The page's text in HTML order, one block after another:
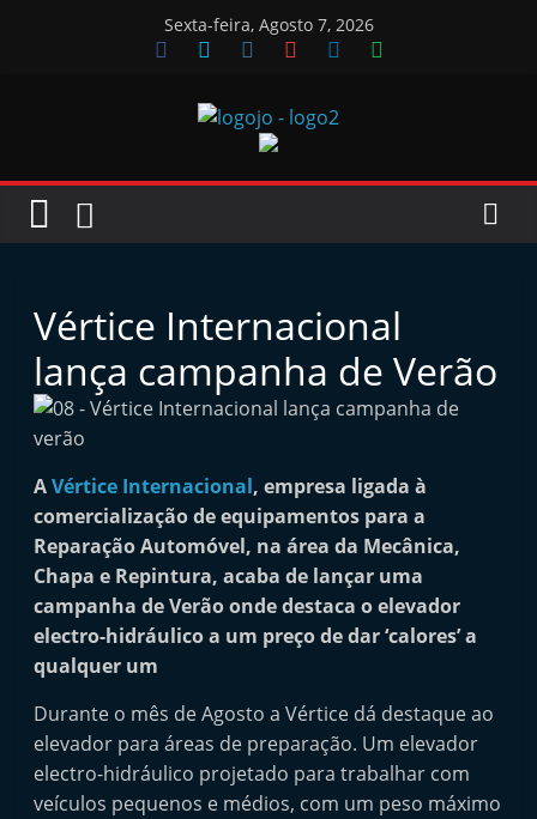
Sexta-feira, Agosto 7, 2026
Jornal
Oficinas
o
r
a
l
i
n
d
e
n
d
Vértice Internacional
lança campanha de Verão
AVértice Internacional, empresa ligada à
comercialização de equipamentos para a
Reparação Automóvel, na área da Mecânica,
Chapa e Repintura, acaba de lançar uma
campanha de Verão onde destaca o elevador
electro-hidráulico a um preço de dar ‘calores’ a
qualquer um
Durante o mês de Agosto a Vértice dá destaque ao
elevador para áreas de preparação. Um elevador
electro-hidráulico projetado para trabalhar com
veículos pequenos e médios, com um peso máximo